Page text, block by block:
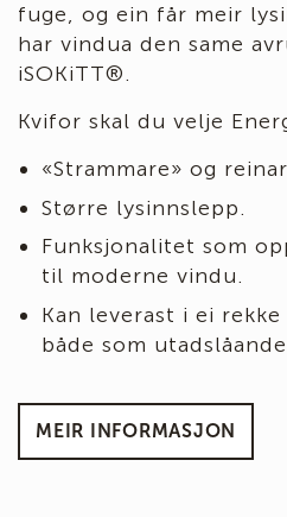
fuge, og ein får meir
har vindua den same
iSOKiTT®.
Kvifor skal du velje
«Strammare» og
Større lysinnslepp.
Funksjonalitet som
til moderne vindu.
Kan leverast i ei
både som
MEIR INFORMASJON